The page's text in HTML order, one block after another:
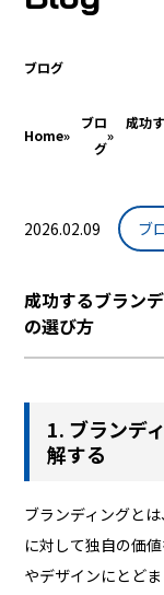
ブログ
Home»
ブロ
グ
»
成功
2026.02.09 ブ
成功するブラン
の選び方
1. ブランデ
解する
ブランディングと
に対して独自の価
やデザインにとど